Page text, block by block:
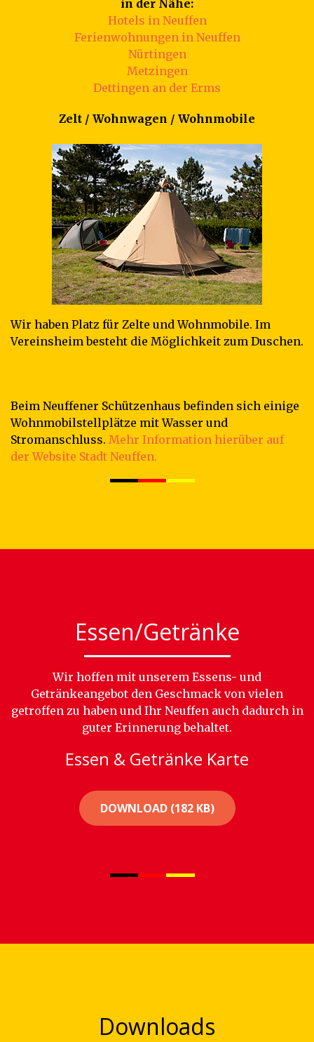
in der Nähe:
Hotels in Neuffen
Ferienwohnungen in Neuffen
Nürtingen
Metzingen
Dettingen an der Erms
Zelt / Wohnwagen / Wohnmobile
Wir haben Platz für Zelte und Wohnmobile. Im
Vereinsheim besteht die Möglichkeit zum Duschen.
Beim Neuffener Schützenhaus befinden sich einige
Wohnmobilstellplätze mit Wasser und
Stromanschluss. Mehr Information hierüber auf
der Website Stadt Neuffen.
Essen/Getränke
Wir hoffen mit unserem Essens- und
Getränkeangebot den Geschmack von vielen
getroffen zu haben und Ihr Neuffen auch dadurch in
guter Erinnerung behaltet.
Essen & Getränke Karte
DOWNLOAD (182 KB)
Downloads